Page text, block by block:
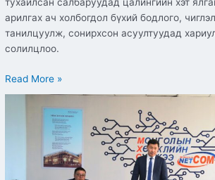
арилгах ач холбогдол бүхий бодлого,
танилцуулж, сонирхсон асуултуудад
солилцлоо.
Read More »
БАЙГУУЛЛАГЫН